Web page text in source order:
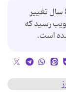
قانون مبارزه با قاچاق کالا و ارز بعد از حدود 80 سال تغییر
رسید که
است.